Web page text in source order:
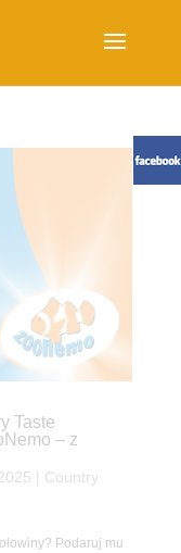
Taste
– z
Country
Podaruj mu